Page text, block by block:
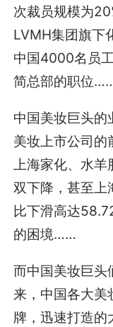
次裁员规模为
LVMH集团旗下
中国4000名员
简总部的职位
中国美妆巨头的
美妆上市公司的
上海家化、水羊
双下降，甚至上
比下滑高达
的困境……
而中国美妆巨头
来，中国各大美
牌，迅速打造的